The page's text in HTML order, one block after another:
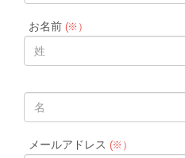
お名前(※）
メールアドレス (※）